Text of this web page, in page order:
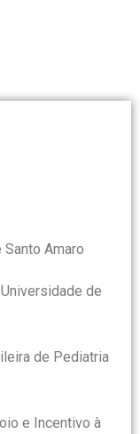
Amaro
de
de Pediatria
e Incentivo à